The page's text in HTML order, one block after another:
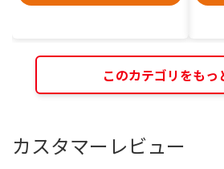
このカテゴリをもっ
カスタマーレビュー